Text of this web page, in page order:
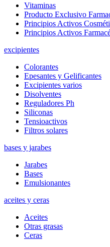
Vitaminas
Producto Exclusivo
Principios Activos
Principios Activos
excipientes
Colorantes
Epesantes y Gelificantes
Excipientes varios
Disolventes
Reguladores Ph
Siliconas
Tensioactivos
Filtros solares
bases y jarabes
Jarabes
Bases
Emulsionantes
aceites y ceras
Aceites
Otras grasas
Ceras